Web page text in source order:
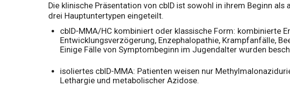
Die klinische Präsentation von cblD ist sowohl in ihrem Beginn
drei Hauptuntertypen eingeteilt.
cblD-MMA/HC kombiniert oder klassische Form: kombinierte
Entwicklungsverzögerung, Enzephalopathie, Krampfanfälle,
Einige Fälle von Symptombeginn im Jugendalter wurden
isoliertes cblD-MMA: Patienten weisen nur
Lethargie und metabolischer Azidose.